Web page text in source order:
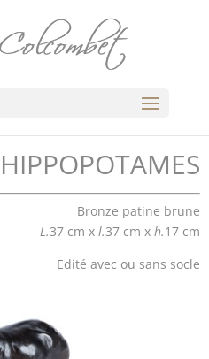
Bronze patine brune
L.37 cm x l.37 cm x h.17 cm
Edité avec ou sans socle